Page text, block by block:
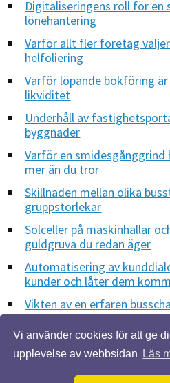
Vi använder cookies för att ge
upplevelse av webbsidan
Läs
Digitaliseringens roll för en
lönehantering
Varför allt fler företag
helfoliering
Varför löpande bokföring
likviditet
Underhåll av
byggnader
Varför en
mer än du tror
Skillnaden mellan olika
gruppstorlekar
Solceller på maskinhallar
guldgruva du redan äger
Automatisering av
kunder och låter dem
Vikten av en erfaren